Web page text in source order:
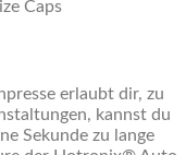
Caps
erlaubt dir, zu
kannst du
Sekunde zu lange